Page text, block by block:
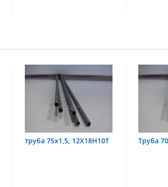
Труба 70х8 08Х22Н6Т